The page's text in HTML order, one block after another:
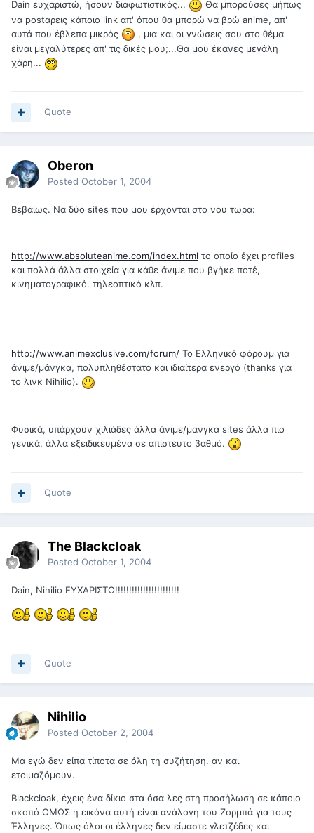
Dain ευχαριστώ, ήσουν διαφωτιστικός...
Θα μπορούσες μήπως
να postαρεις κάποιο link απ' όπου θα μπορώ να βρώ anime, απ'
αυτά που έβλεπα μικρός
, μια και οι γνώσεις σου στο θέμα
είναι μεγαλύτερες απ' τις δικές μου;...Θα μου έκανες μεγάλη
χάρη...
Quote
Oberon
Posted October 1, 2004
Βεβαίως. Να δύο sites που μου έρχονται στο νου τώρα:
http://www.absoluteanime.com/index.html το οποίο έχει profiles
και πολλά άλλα στοιχεία για κάθε άνιμε που βγήκε ποτέ,
κινηματογραφικό. τηλεοπτικό κλπ.
http://www.animexclusive.com/forum/ To Ελληνικό φόρουμ για
άνιμε/μάνγκα, πολυπληθέστατο και ιδιαίτερα ενεργό (thanks για
το λινκ Nihilio).
Φυσικά, υπάρχουν χιλιάδες άλλα άνιμε/μανγκα sites άλλα πιο
γενικά, άλλα εξειδικευμένα σε απίστευτο βαθμό.
Quote
The Blackcloak
Posted October 1, 2004
Dain, Nihilio ΕΥΧΑΡΙΣΤΩ!!!!!!!!!!!!!!!!!!!!!!!
Quote
Nihilio
Posted October 2, 2004
Μα εγώ δεν είπα τίποτα σε όλη τη συζήτηση. αν και
ετοιμαζόμουν.
Blackcloak, έχεις ένα δίκιο στα όσα λες στη προσήλωση σε κάποιο
σκοπό ΟΜΩΣ η εικόνα αυτή είναι ανάλογη του Ζορμπά για τους
Έλληνες. Όπως όλοι οι έλληνες δεν είμαστε γλετζέδες και